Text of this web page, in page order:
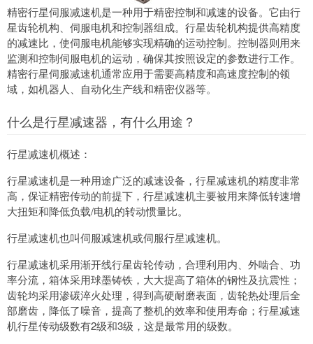
精密行星伺服减速机是一种用于精密控制和减速的设备。它由行
星齿轮机构、伺服电机和控制器组成。行星齿轮机构提供高精度
的减速比，使伺服电机能够实现精确的运动控制。控制器则用来
监测和控制伺服电机的运动，确保其按照设定的参数进行工作。
精密行星伺服减速机通常应用于需要高精度和高速度控制的领
域，如机器人、自动化生产线和精密仪器等。
什么是行星减速器，有什么用途？
行星减速机概述：
行星减速机是一种用途广泛的减速设备，行星减速机的精度非常
高，保证精密传动的前提下，行星减速机主要被用来降低转速增
大扭矩和降低负载/电机的转动惯量比。
行星减速机也叫伺服减速机或伺服行星减速机。
行星减速机采用渐开线行星齿轮传动，合理利用内、外啮合、功
率分流，箱体采用球墨铸铁，大大提高了箱体的钢性及抗震性；
齿轮均采用渗碳淬火处理，得到高硬耐磨表面，齿轮热处理后全
部磨齿，降低了噪音，提高了整机的效率和使用寿命；行星减速
机行星传动级数有2级和3级，这是最常用的级数。